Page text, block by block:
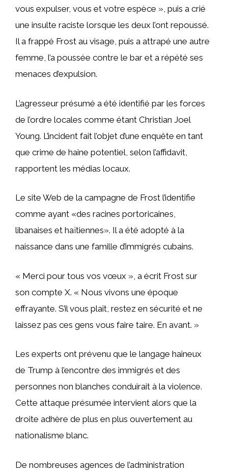
vous expulser, vous et votre espèce », puis a crié
une insulte raciste lorsque les deux l’ont repoussé.
Il a frappé Frost au visage, puis a attrapé une autre
femme, l’a poussée contre le bar et a répété ses
menaces d’expulsion.
L’agresseur présumé a été identifié par les forces
de l’ordre locales comme étant Christian Joel
Young. L’incident fait l’objet d’une enquête en tant
que crime de haine potentiel, selon l’affidavit,
rapportent les médias locaux.
Le site Web de la campagne de Frost l’identifie
comme ayant «des racines portoricaines,
libanaises et haïtiennes». Il a été adopté à la
naissance dans une famille d’immigrés cubains.
« Merci pour tous vos vœux », a écrit Frost sur
son compte X. « Nous vivons une époque
effrayante. S’il vous plaît, restez en sécurité et ne
laissez pas ces gens vous faire taire. En avant. »
Les experts ont prévenu que le langage haineux
de Trump à l’encontre des immigrés et des
personnes non blanches conduirait à la violence.
Cette attaque présumée intervient alors que la
droite adhère de plus en plus ouvertement au
nationalisme blanc.
De nombreuses agences de l’administration